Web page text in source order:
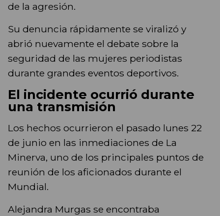
de la agresión.
Su denuncia rápidamente se viralizó y
abrió nuevamente el debate sobre la
seguridad de las mujeres periodistas
durante grandes eventos deportivos.
El incidente ocurrió durante
una transmisión
Los hechos ocurrieron el pasado lunes 22
de junio en las inmediaciones de La
Minerva, uno de los principales puntos de
reunión de los aficionados durante el
Mundial.
Alejandra Murgas se encontraba